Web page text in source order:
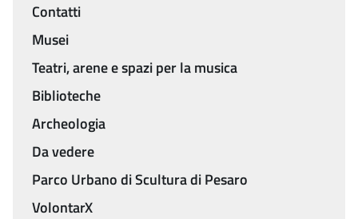
Menu
Contatti
Musei
Teatri, arene e spazi per la musica
Biblioteche
Archeologia
Da vedere
Parco Urbano di Scultura di Pesaro
VolontarX